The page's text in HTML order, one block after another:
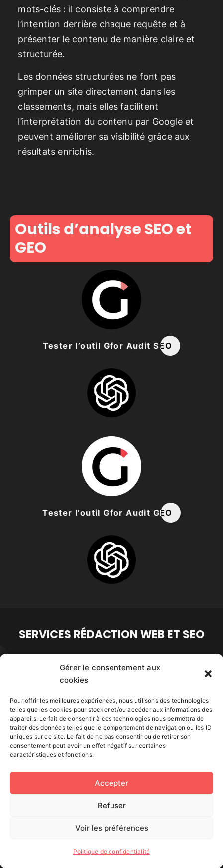
Gérer le consentement aux
cookies
Pour offrir les meilleures expériences, nous utilisons des technologies
telles que les cookies pour stocker et/ou accéder aux informations des
appareils. Le fait de consentir à ces technologies nous permettra de
traiter des données telles que le comportement de navigation ou les ID
uniques sur ce site. Le fait de ne pas consentir ou de retirer son
consentement peut avoir un effet négatif sur certaines
caractéristiques et fonctions.
Accepter
Refuser
Voir les préférences
Politique de confidentialité
mots-clés : il consiste à comprendre
l’intention derrière chaque requête et à
présenter le contenu de manière claire et
structurée.
Les données structurées ne font pas
grimper un site directement dans les
classements, mais elles facilitent
l’interprétation du contenu par Google et
peuvent améliorer sa visibilité grâce aux
résultats enrichis.
Outils d’analyse SEO et
GEO
Tester l’outil Gfor Audit SEO
Tester l’outil Gfor Audit GEO
SERVICES RÉDACTION WEB ET SEO
Pour la
création de
vos contenus